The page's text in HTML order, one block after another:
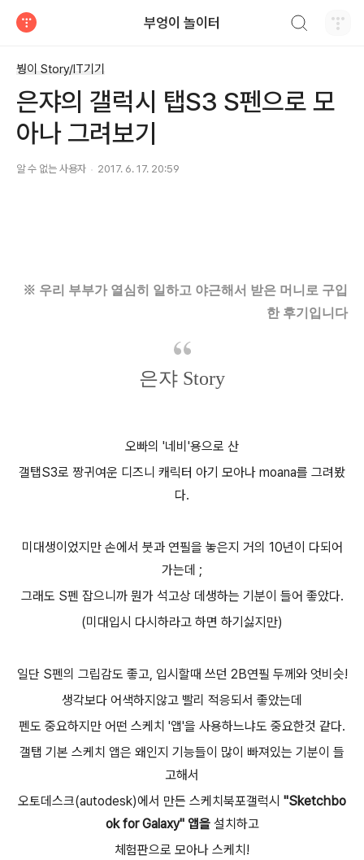
부엉이 놀이터
붱이 Story/IT기기
은쟈의 갤럭시 탭S3 S펜으로 모
아나 그려보기
알 수 없는 사용자 2017. 6. 17. 20:59
※ 우리 부부가 열심히 일하고 야근해서 받은 머니로 구입
한후기입니다
은쟈 Story
오빠의 '네비'용으로 산
갤탭S3로 짱귀여운 디즈니 캐릭터 아기 모아나 moana를 그려봤
다.
미대생이었지만 손에서 붓과 연필을 놓은지 거의 10년이 다되어
가는데 ;
그래도 S펜 잡으니까 뭔가 석고상 데생하는 기분이 들어 좋았다.
(미대입시 다시하라고 하면 하기싫지만)
일단 S펜의 그립감도 좋고, 입시할때 쓰던 2B연필 두께와 엇비슷!
생각보다 어색하지않고 빨리 적응되서 좋았는데
펜도 중요하지만 어떤 스케치 '앱'을 사용하느냐도 중요한것 같다.
갤탭 기본 스케치 앱은 왜인지 기능들이 많이 빠져있는 기분이 들
고해서
오토데스크(autodesk)에서 만든 스케치북포갤럭시 "Sketchbo
ok for Galaxy" 앱을설치하고
체험판으로 모아나 스케치!